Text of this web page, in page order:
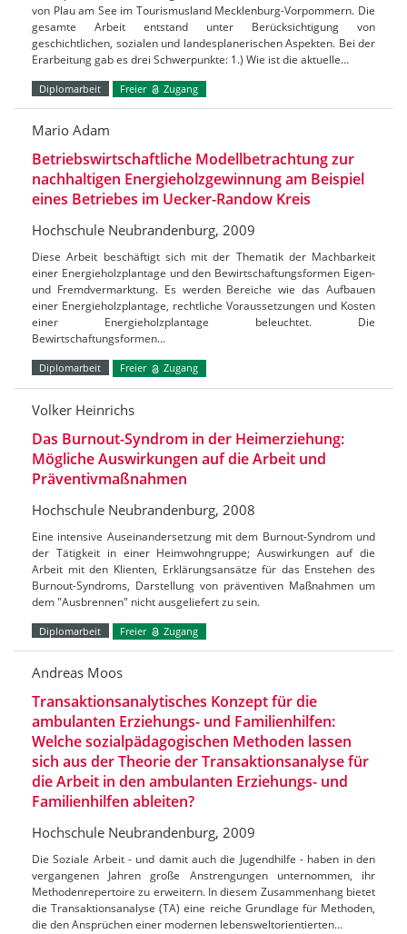
von Plau am See im Tourismusland Mecklenburg-Vorpommern. Die
gesamte Arbeit entstand unter Berücksichtigung von
geschichtlichen, sozialen und landesplanerischen Aspekten. Bei der
Erarbeitung gab es drei Schwerpunkte: 1.) Wie ist die aktuelle…
Diplomarbeit Freier Zugang
Mario Adam
Betriebswirtschaftliche Modellbetrachtung zur
nachhaltigen Energieholzgewinnung am Beispiel
eines Betriebes im Uecker-Randow Kreis
Hochschule Neubrandenburg, 2009
Diese Arbeit beschäftigt sich mit der Thematik der Machbarkeit
einer Energieholzplantage und den Bewirtschaftungsformen Eigen-
und Fremdvermarktung. Es werden Bereiche wie das Aufbauen
einer Energieholzplantage, rechtliche Voraussetzungen und Kosten
einer Energieholzplantage beleuchtet. Die
Bewirtschaftungsformen…
Diplomarbeit Freier Zugang
Volker Heinrichs
Das Burnout-Syndrom in der Heimerziehung:
Mögliche Auswirkungen auf die Arbeit und
Präventivmaßnahmen
Hochschule Neubrandenburg, 2008
Eine intensive Auseinandersetzung mit dem Burnout-Syndrom und
der Tätigkeit in einer Heimwohngruppe; Auswirkungen auf die
Arbeit mit den Klienten, Erklärungsansätze für das Enstehen des
Burnout-Syndroms, Darstellung von präventiven Maßnahmen um
dem "Ausbrennen" nicht ausgeliefert zu sein.
Diplomarbeit Freier Zugang
Andreas Moos
Transaktionsanalytisches Konzept für die
ambulanten Erziehungs- und Familienhilfen:
Welche sozialpädagogischen Methoden lassen
sich aus der Theorie der Transaktionsanalyse für
die Arbeit in den ambulanten Erziehungs- und
Familienhilfen ableiten?
Hochschule Neubrandenburg, 2009
Die Soziale Arbeit - und damit auch die Jugendhilfe - haben in den
vergangenen Jahren große Anstrengungen unternommen, ihr
Methodenrepertoire zu erweitern. In diesem Zusammenhang bietet
die Transaktionsanalyse (TA) eine reiche Grundlage für Methoden,
die den Ansprüchen einer modernen lebensweltorientierten…